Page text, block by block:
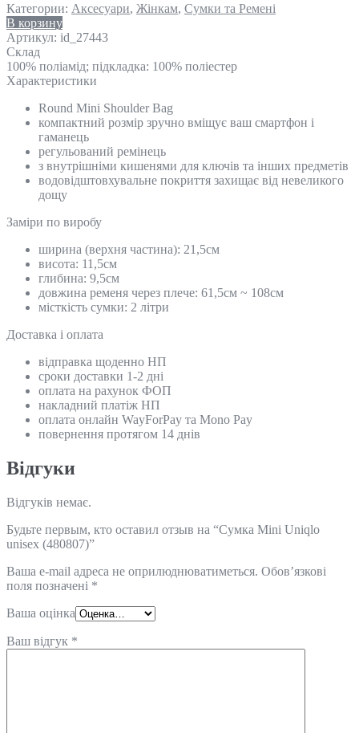
Категории: Аксесуари, Жінкам, Сумки та Ремені
В корзину
Артикул: id_27443
Склад
100% поліамід; підкладка: 100% поліестер
Характеристики
Round Mini Shoulder Bag
компактний розмір зручно вміщує ваш смартфон і
гаманець
регульований ремінець
з внутрішніми кишенями для ключів та інших предметів
водовідштовхувальне покриття захищає від невеликого
дощу
Замiри по виробу
ширина (верхня частина): 21,5см
висота: 11,5см
глибина: 9,5см
довжина ременя через плече: 61,5см ~ 108см
місткість сумки: 2 літри
Доставка і оплата
відправка щоденно НП
сроки доставки 1-2 дні
оплата на рахунок ФОП
накладний платіж НП
оплата онлайн WayForPay та Mono Pay
повернення протягом 14 днів
Відгуки
Відгуків немає.
Будьте первым, кто оставил отзыв на “Сумка Mini Uniqlo
unisex (480807)”
Ваша e-mail адреса не оприлюднюватиметься. Обов’язкові
поля позначені *
Ваша оцінка
Ваш відгук *